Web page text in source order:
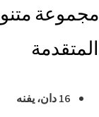
مجموعة
المتقدمة
16 دان، يفنه